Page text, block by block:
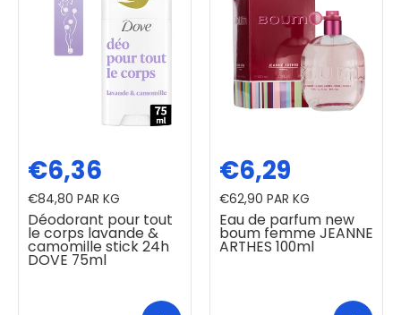
Déodorant pour tout
le corps lavande &
camomille stick 24h
DOVE 75ml
€6,36
€84,80 PAR KG
Eau de parfum new
boum femme JEANNE
ARTHES 100ml
€6,29
€62,90 PAR KG